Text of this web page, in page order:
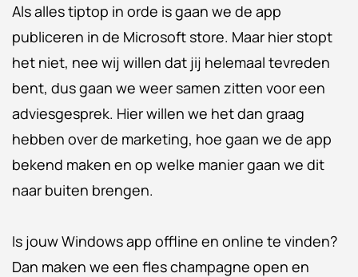
Als alles tiptop in orde is gaan we de app
publiceren in de Microsoft store. Maar hier stopt
het niet, nee wij willen dat jij helemaal tevreden
bent, dus gaan we weer samen zitten voor een
adviesgesprek. Hier willen we het dan graag
hebben over de marketing, hoe gaan we de app
bekend maken en op welke manier gaan we dit
naar buiten brengen.
Is jouw Windows app offline en online te vinden?
Dan maken we een fles champagne open en